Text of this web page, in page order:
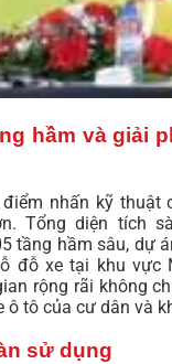
hầm và giải
nhấn kỹ thuật
Tổng diện tích
tầng hầm sâu, dự
đỗ xe tại khu vực
rộng rãi không
ô tô của cư dân và
sử dụng